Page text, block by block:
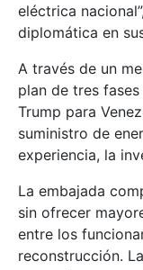
eléctrica
diplomática en
A través de un
plan de tres
Trump para
suministro de
experiencia, la
La embajada
sin ofrecer
entre los
reconstrucción.